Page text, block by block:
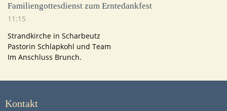
Familiengottesdienst zum Erntedankfest
11:15
Strandkirche in Scharbeutz
Pastorin Schlapkohl und Team
Im Anschluss Brunch.
Kontakt